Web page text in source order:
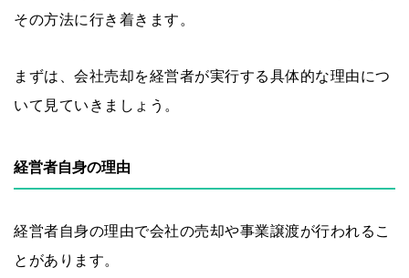
その方法に行き着きます。
まずは、会社売却を経営者が実行する具体的な理由につ
いて見ていきましょう。
経営者自身の理由
経営者自身の理由で会社の売却や事業譲渡が行われるこ
とがあります。